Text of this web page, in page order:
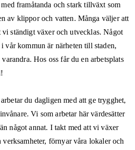
framåtanda och stark tillväxt som
av klippor och vatten. Många väljer att
ständigt växer och utvecklas. Något
vår kommun är närheten till staden,
Hos oss får du en arbetsplats
du dagligen med att ge trygghet,
Vi som arbetar här värdesätter
något annat. I takt med att vi växer
förnyar våra lokaler och